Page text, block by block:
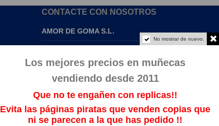
CONTACTE CON NOSOTROS
AMOR DE GOMA S.L.
No mostrar de nuevo.
Los mejores precios en muñecas
vendiendo desde 2011
Que no te engañen con replicas!!
Evita las páginas piratas que venden copias que
ni se parecen a la que has pedido !!